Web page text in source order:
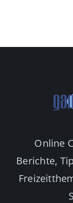
Online
Berichte,